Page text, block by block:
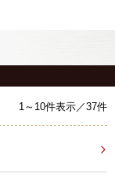
1～10件表示／37件